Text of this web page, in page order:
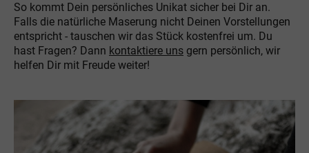
So kommt Dein persönliches Unikat sicher bei Dir an.
Falls die natürliche Maserung nicht Deinen Vorstellungen
entspricht - tauschen wir das Stück kostenfrei um. Du
hast Fragen? Dann kontaktiere uns gern persönlich, wir
helfen Dir mit Freude weiter!